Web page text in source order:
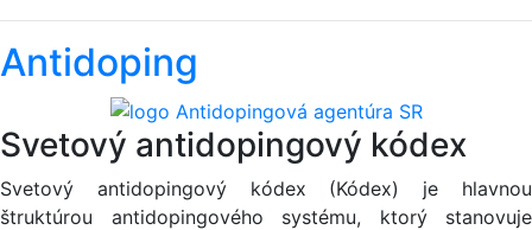
Antidoping
Svetový antidopingový kódex
Svetový antidopingový kódex (Kódex) je hlavnou
štruktúrou antidopingového systému, ktorý stanovuje